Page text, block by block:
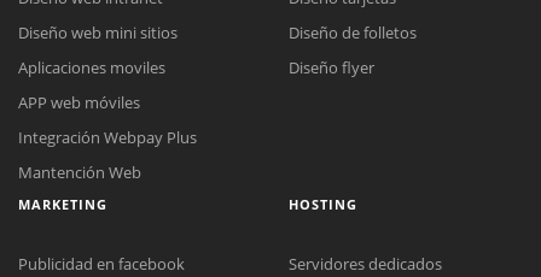
Diseño web mini sitios
Aplicaciones moviles
APP web móviles
Integración Webpay Plus
Mantención Web
Diseño de folletos
Diseño flyer
MARKETING
Publicidad en facebook
HOSTING
Servidores dedicados